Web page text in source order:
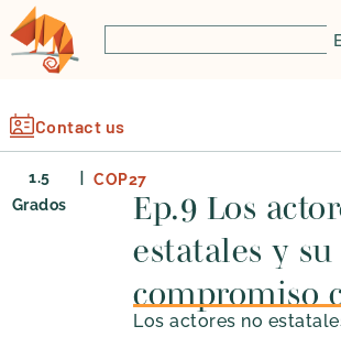
Contact us
1.5
Grados
| COP27
Ep.9 Los
estatales y su
compromiso
Los actores no